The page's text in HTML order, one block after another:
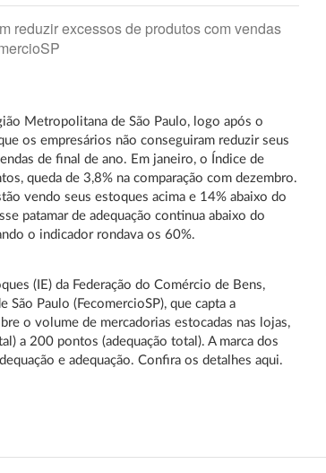
reduzir excessos de produtos com vendas
Metropolitana de São Paulo, logo após o
os empresários não conseguiram reduzir seus
de final de ano. Em janeiro, o Índice de
queda de 3,8% na comparação com dezembro.
vendo seus estoques acima e 14% abaixo do
patamar de adequação continua abaixo do
o indicador rondava os 60%.
(IE) da Federação do Comércio de Bens,
São Paulo (FecomercioSP), que capta a
o volume de mercadorias estocadas nas lojas,
a 200 pontos (adequação total). A marca dos
e adequação. Confira os detalhes aqui.